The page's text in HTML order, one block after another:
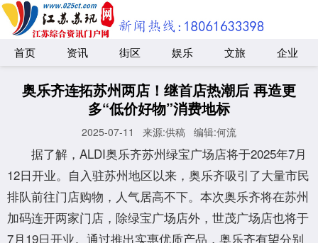
首页 资讯 街区 娱乐 文旅 企业
奥乐齐连拓苏州两店！继首店热潮后 再造更
多“低价好物”消费地标
2025-07-11 来源:供稿 编辑:何流
据了解，ALDI奥乐齐苏州绿宝广场店将于2025年7月
12日开业。自入驻苏州地区以来，奥乐齐吸引了大量市民
排队前往门店购物，人气居高不下。本次奥乐齐将在苏州
加码连开两家门店，除绿宝广场店外，世茂广场店也将于
7月19日开业。通过推出实惠优质产品，奥乐齐有望分别